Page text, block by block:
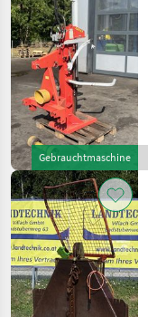
Gebrauchtmaschine